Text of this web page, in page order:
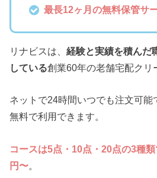
最長12ヶ月の無料保管サ
リナビスは、経験と実績を積んだ
している創業60年の老舗宅配クリ
ネットで24時間いつでも注文可能
無料で利用できます。
コースは5点・10点・20点の3種
円〜。